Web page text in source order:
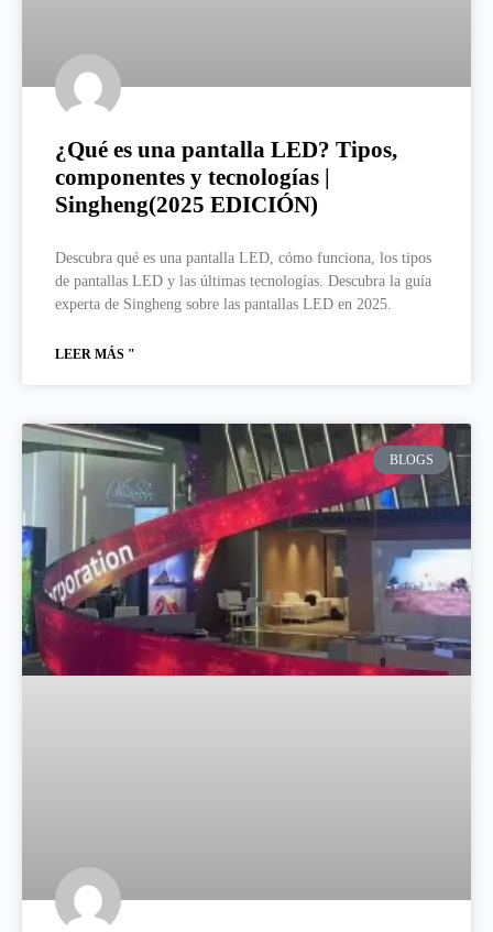
¿Qué es una pantalla LED? Tipos,
componentes y tecnologías |
Singheng(2025 EDICIÓN)
Descubra qué es una pantalla LED, cómo funciona, los tipos
de pantallas LED y las últimas tecnologías. Descubra la guía
experta de Singheng sobre las pantallas LED en 2025.
LEER MÁS "
BLOGS